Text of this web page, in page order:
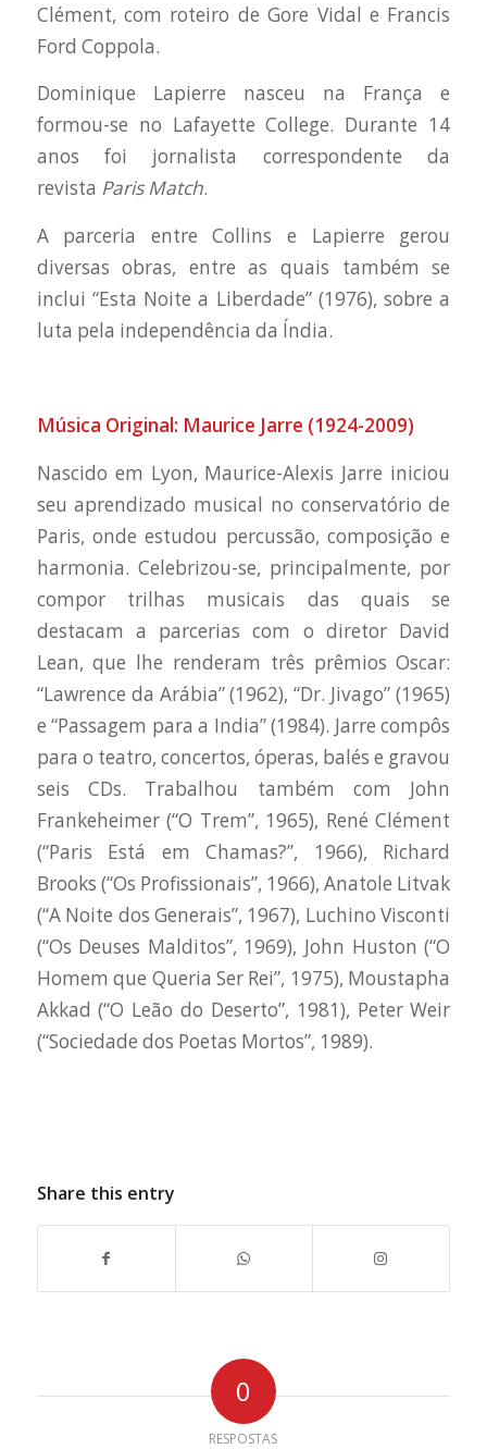
Clément, com roteiro de Gore Vidal e Francis
Ford Coppola.
Dominique Lapierre nasceu na França e
formou-se no Lafayette College. Durante 14
anos foi jornalista correspondente da
revista Paris Match.
A parceria entre Collins e Lapierre gerou
diversas obras, entre as quais também se
inclui “Esta Noite a Liberdade” (1976), sobre a
luta pela independência da Índia.
Música Original: Maurice Jarre (1924-2009)
Nascido em Lyon, Maurice-Alexis Jarre iniciou
seu aprendizado musical no conservatório de
Paris, onde estudou percussão, composição e
harmonia. Celebrizou-se, principalmente, por
compor trilhas musicais das quais se
destacam a parcerias com o diretor David
Lean, que lhe renderam três prêmios Oscar:
“Lawrence da Arábia” (1962), “Dr. Jivago” (1965)
e “Passagem para a India” (1984). Jarre compôs
para o teatro, concertos, óperas, balés e gravou
seis CDs. Trabalhou também com John
Frankeheimer (“O Trem”, 1965), René Clément
(“Paris Está em Chamas?”, 1966), Richard
Brooks (“Os Profissionais”, 1966), Anatole Litvak
(“A Noite dos Generais”, 1967), Luchino Visconti
(“Os Deuses Malditos”, 1969), John Huston (“O
Homem que Queria Ser Rei”, 1975), Moustapha
Akkad (“O Leão do Deserto”, 1981), Peter Weir
(“Sociedade dos Poetas Mortos”, 1989).
Share this entry
0
RESPOSTAS